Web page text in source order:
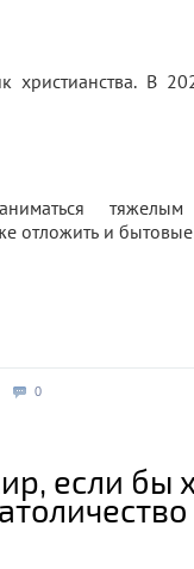
христианства. В
тяжелым
отложить и
0
если бы